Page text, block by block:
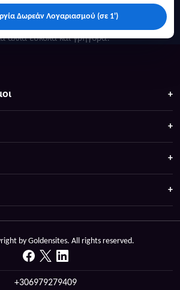
Δωρεάν Λογαριασμού (σε 1')
άλλα ευκολα και γρήγορα!
by Goldensites. All rights reserved.
+306979279409